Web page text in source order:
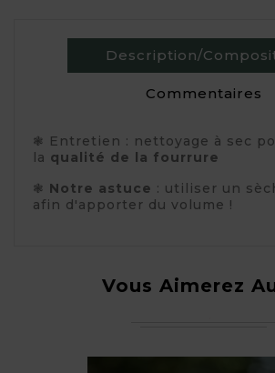
Description/
Commentaires
❃ Entretien : nettoyage à sec
la qualité de la fourrure
❃ Notre astuce : utiliser un
afin d'apporter du volume !
Vous Aimerez